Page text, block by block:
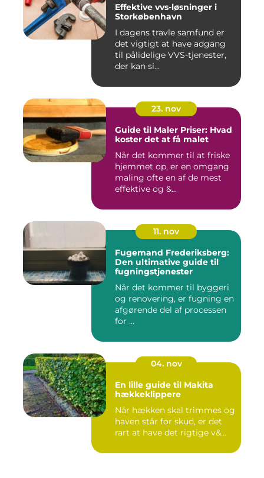
Effektive vvs-løsninger i
Storkøbenhavn
I dagens travle samfund er
det vigtigt at have adgang
til pålidelige VVS-tjenester,
der kan si...
23. nov
Guide til Maler Priser: Hvad
koster det at få malet
Når det kommer til at friske
hjemmet op, er en omgang
maling ofte en af de mest
effektive og &...
11. nov
Fugemand Frederiksberg:
Den ultimative guide til
fugningstjenester
Når det kommer til byggeri
og renovering, er fugning en
afgørende del af processen
for ...
04. nov
En lille guide til Makita
hækkeklippere
Når hækken skal trimmes og
haven står for skud, er det
rart at have det rigtige v&...